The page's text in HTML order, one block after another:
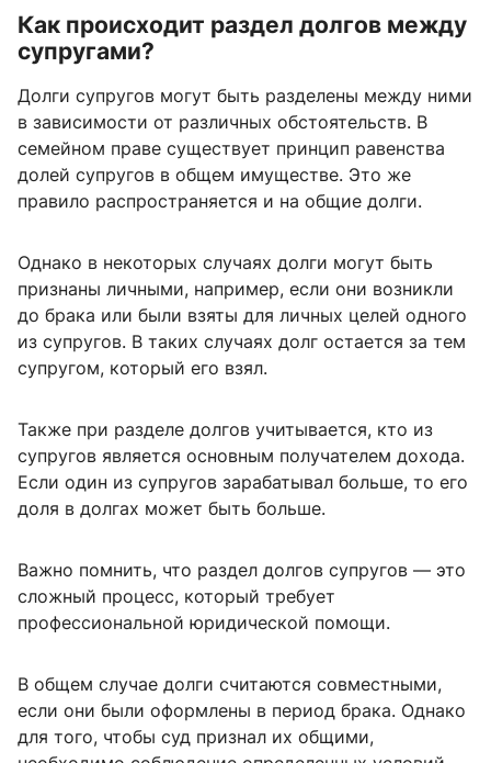
Как происходит раздел долгов между
супругами?
Долги супругов могут быть разделены между ними
в зависимости от различных обстоятельств. В
семейном праве существует принцип равенства
долей супругов в общем имуществе. Это же
правило распространяется и на общие долги.
Однако в некоторых случаях долги могут быть
признаны личными, например, если они возникли
до брака или были взяты для личных целей одного
из супругов. В таких случаях долг остается за тем
супругом, который его взял.
Также при разделе долгов учитывается, кто из
супругов является основным получателем дохода.
Если один из супругов зарабатывал больше, то его
доля в долгах может быть больше.
Важно помнить, что раздел долгов супругов — это
сложный процесс, который требует
профессиональной юридической помощи.
В общем случае долги считаются совместными,
если они были оформлены в период брака. Однако
для того, чтобы суд признал их общими,